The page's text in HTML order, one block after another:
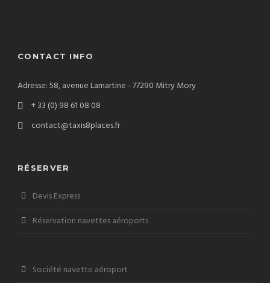
CONTACT INFO
Adresse: 58, avenue Lamartine - 77290 Mitry Mory
+ 33 (0) 98 61 08 08
contact@taxis8places.fr
RÉSERVER
Devis Express
Réservation navettes aéroports
Société navette aéroport